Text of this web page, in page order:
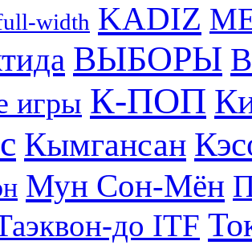
width KADIZ
ВЫБОРЫ
игры К-ПОП
Кымгансан
Мун Сон-Мён
до ITF